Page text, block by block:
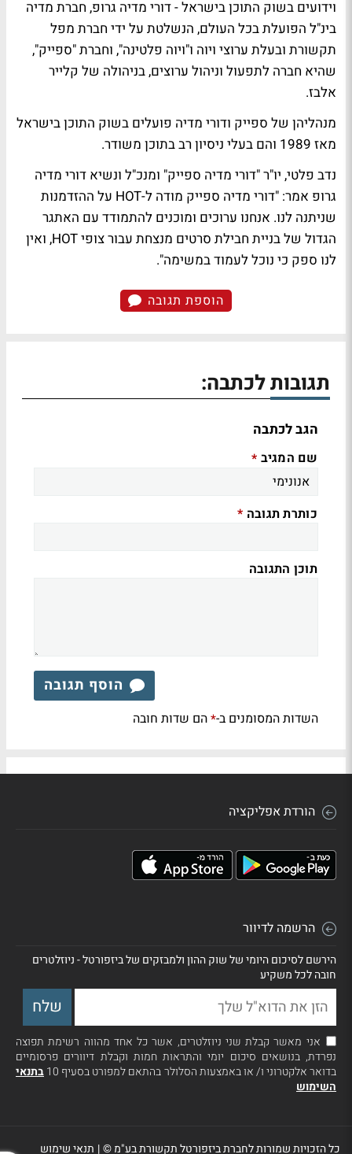
וידועים בשוק התוכן בישראל - דורי מדיה גרופ, חברת מדיה
בינ"ל הפועלת בכל העולם, הנשלטת על ידי חברת מפל
תקשורת ובעלת ערוצי ויוה ו"ויוה פלטינה", וחברת "ספייק",
שהיא חברה לתפעול וניהול ערוצים, בניהולה של קלייר
אלבז.
מנהליהן של ספייק ודורי מדיה פועלים בשוק התוכן בישראל
מאז 1989 והם בעלי ניסיון רב בתוכן משודר.
נדב פלטי, יו"ר "דורי מדיה ספייק" ומנכ"ל ונשיא דורי מדיה
גרופ אמר: "דורי מדיה ספייק מודה ל-HOT על ההזדמנות
שניתנה לנו. אנחנו ערוכים ומוכנים להתמודד עם האתגר
הגדול של בניית חבילת סרטים מנצחת עבור צופי HOT, ואין
לנו ספק כי נוכל לעמוד במשימה".
הוספת תגובה
תגובות לכתבה:
הגב לכתבה
שם המגיב *
כותרת תגובה *
תוכן התגובה
הוסף תגובה
השדות המסומנים ב-*הם שדות חובה
הורדת אפליקציה
הרשמה לדיוור
הירשם לסיכום היומי של שוק ההון ולמבזקים של ביזפורטל - ניוזלטרים
חובה לכל משקיע
אני מאשר קבלת שני ניוזלטרים, אשר כל אחד מהווה רשימת תפוצה
נפרדת, בנושאים סיכום יומי והתראות חמות וקבלת דיוורים פרסומיים
בדואר אלקטרוני ו/ או באמצעות הסלולר בהתאם למפורט בסעיף 10
בתנאי
השימוש
כל הזכויות שמורות לחברת ביזפורטל תקשורת בע"מ ©| תנאי שימוש